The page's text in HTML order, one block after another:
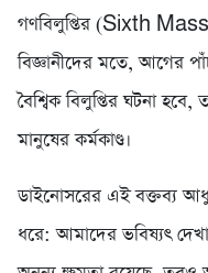
গণবিলুপ্তির (Sixth
বিজ্ঞানীদের মতে, আগের
বৈশ্বিক বিলুপ্তির ঘটনা
মানুষের কর্মকাণ্ড।
ডাইনোসরের এই বক্তব্য
ধরে: আমাদের ভবিষ্যৎ